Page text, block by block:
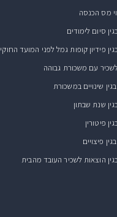
מס הכנסה
סיום לימודים
פידיון קופות גמל לפני המועד החוקי
עם משכורת גבוהה
שינויים במשכורת
שנת שבתון
פיטורין
פיצויים
הוצאות לשכיר העובד מהבית